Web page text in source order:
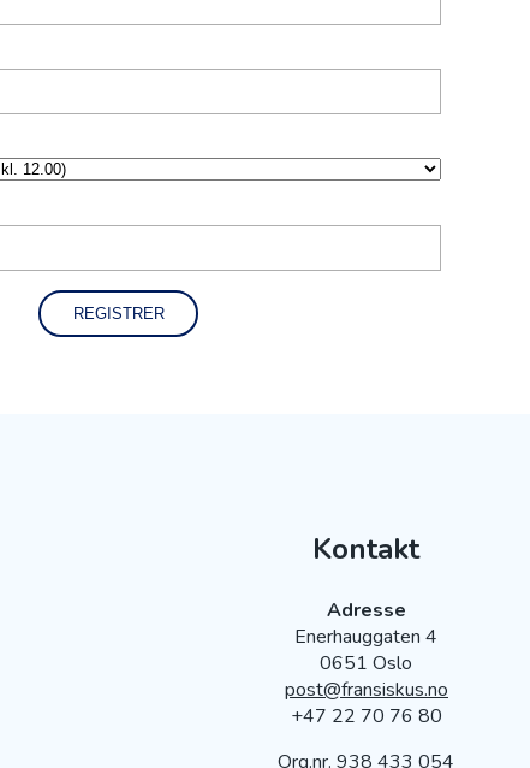
Kontakt
Adresse
Enerhauggaten 4
0651 Oslo
post@fransiskus.no
+47 22 70 76 80
Org.nr. 938 433 054